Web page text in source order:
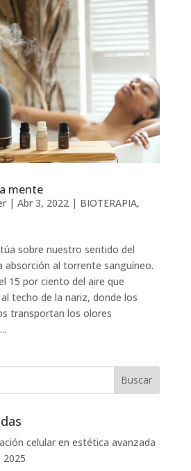
mente
| Abr 3, 2022| BIOTERAPIA,
sobre nuestro sentido del
al torrente sanguíneo.
15 por ciento del aire que
techo de la nariz, donde los
transportan los olores
celular en estética avanzada
2025